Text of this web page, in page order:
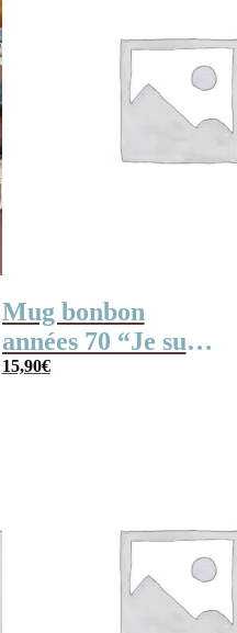
Mug bonbon
années 70 “Je suis
un tonton qui
15,90€